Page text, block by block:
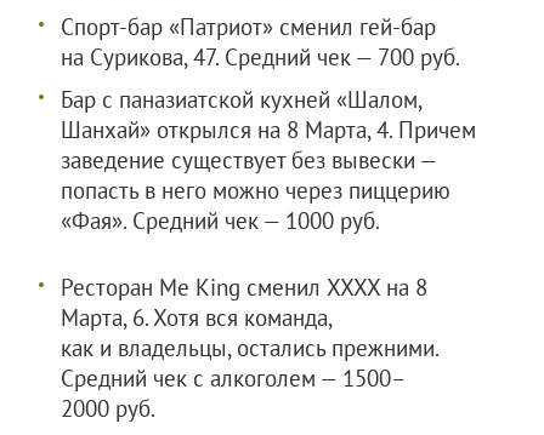
Спорт-бар «Патриот» сменил гей-бар
на Сурикова, 47. Средний чек — 700 руб.
Бар с паназиатской кухней «Шалом,
Шанхай» открылся на 8 Марта, 4. Причем
заведение существует без вывески —
попасть в него можно через пиццерию
«Фая». Средний чек — 1000 руб.
Ресторан Me King сменил XXXX на 8
Марта, 6. Хотя вся команда,
как и владельцы, остались прежними.
Средний чек с алкоголем — 1500–
2000 руб.